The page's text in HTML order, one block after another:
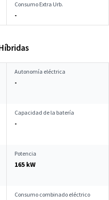
Consumo Extra Urb.
-
Autonomía eléctrica
-
Capacidad de la batería
-
Potencia
165 kW
Consumo combinado eléctrico